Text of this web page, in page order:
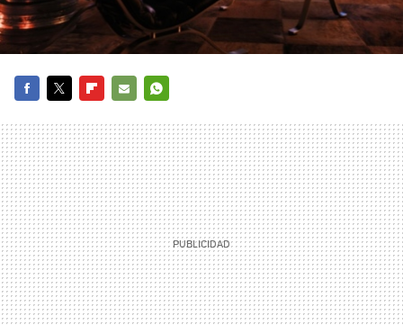
MAIL